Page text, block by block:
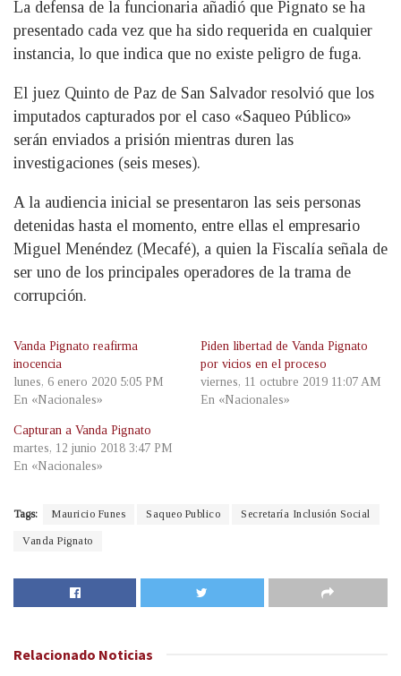
La defensa de la funcionaria añadió que Pignato se ha
presentado cada vez que ha sido requerida en cualquier
instancia, lo que indica que no existe peligro de fuga.
El juez Quinto de Paz de San Salvador resolvió que los
imputados capturados por el caso «Saqueo Público»
serán enviados a prisión mientras duren las
investigaciones (seis meses).
A la audiencia inicial se presentaron las seis personas
detenidas hasta el momento, entre ellas el empresario
Miguel Menéndez (Mecafé), a quien la Fiscalía señala de
ser uno de los principales operadores de la trama de
corrupción.
Vanda Pignato reafirma
inocencia
lunes, 6 enero 2020 5:05 PM
En «Nacionales»
Piden libertad de Vanda Pignato
por vicios en el proceso
viernes, 11 octubre 2019 11:07 AM
En «Nacionales»
Capturan a Vanda Pignato
martes, 12 junio 2018 3:47 PM
En «Nacionales»
Tags: Mauricio Funes Saqueo Publico Secretaría Inclusión Social
Vanda Pignato
Relacionado Noticias